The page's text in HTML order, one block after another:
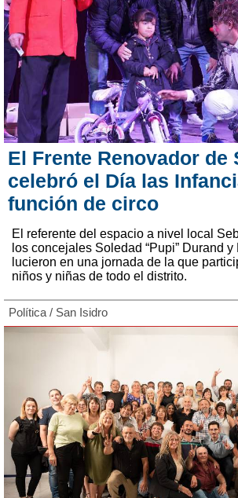
El Frente Renovador de
celebró el Día las
función de circo
El referente del espacio a nivel local
los concejales Soledad “Pupi” Durand
lucieron en una jornada de la que
niños y niñas de todo el distrito.
Política / San Isidro